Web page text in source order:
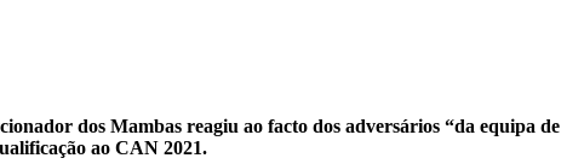
dos Mambas reagiu ao facto dos adversários “da equipa de
ao CAN 2021.